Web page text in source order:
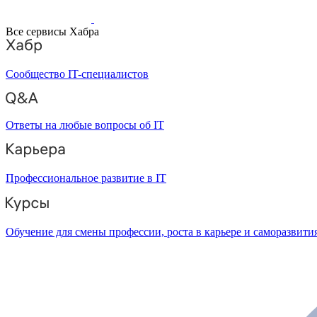
Все сервисы Хабра
Сообщество IT-специалистов
Ответы на любые вопросы об IT
Профессиональное развитие в IT
Обучение для смены профессии, роста в карьере и